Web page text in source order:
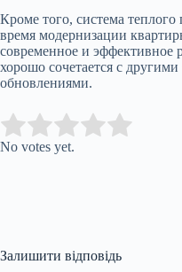
Кроме того, система
время модернизации
современное и эффективное
хорошо сочетается с
обновлениями.
Rate this item:
No votes yet.
Залишити відповідь